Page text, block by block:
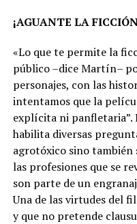
¡AGUANTE LA
«Lo que te permite la
público –dice Martín–
personajes, con las
intentamos que la
explícita ni panfletaria”.
habilita diversas
agrotóxico sino también
las profesiones que se
son parte de un
Una de las virtudes del
y que no pretende